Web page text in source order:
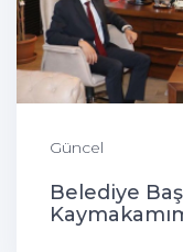
Güncel
Belediye